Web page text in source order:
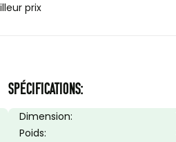
prix
SPÉCIFICATIONS:
Dimension:
Poids: